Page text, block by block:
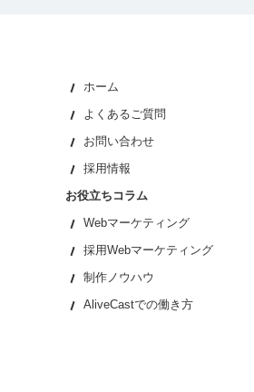
ホーム
よくあるご質問
お問い合わせ
採用情報
お役立ちコラム
Webマーケティング
採用Webマーケティング
制作ノウハウ
AliveCastでの働き方